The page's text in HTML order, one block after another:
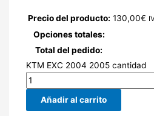
Precio del producto: 130,00€
Opciones totales:
Total del pedido:
KTM EXC 2004 2005 cantidad
Añadir al carrito